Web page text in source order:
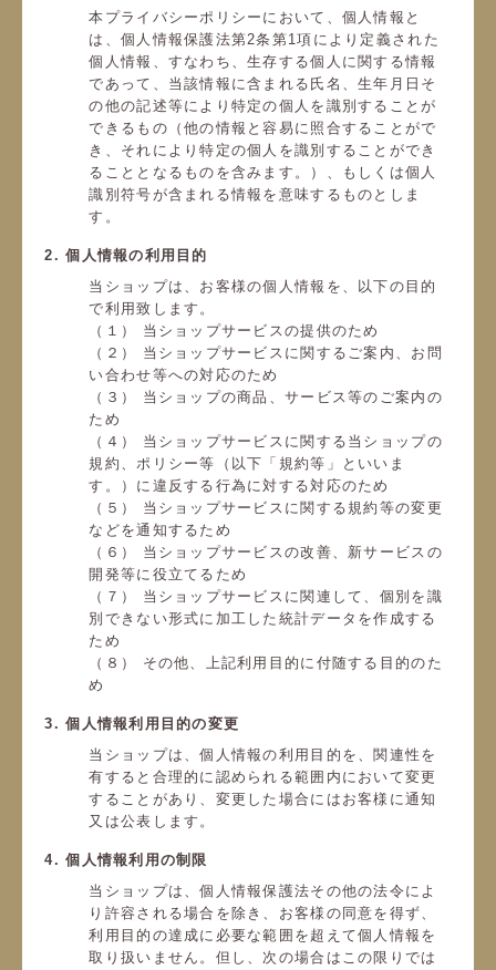
本プライバシーポリシーにおいて、個人情報と
は、個人情報保護法第2条第1項により定義された
個人情報、すなわち、生存する個人に関する情報
であって、当該情報に含まれる氏名、生年月日そ
の他の記述等により特定の個人を識別することが
できるもの（他の情報と容易に照合することがで
き、それにより特定の個人を識別することができ
ることとなるものを含みます。）、もしくは個人
識別符号が含まれる情報を意味するものとしま
す。
2. 個人情報の利用目的
当ショップは、お客様の個人情報を、以下の目的
で利用致します。
（１） 当ショップサービスの提供のため
（２） 当ショップサービスに関するご案内、お問
い合わせ等への対応のため
（３） 当ショップの商品、サービス等のご案内の
ため
（４） 当ショップサービスに関する当ショップの
規約、ポリシー等（以下「規約等」といいま
す。）に違反する行為に対する対応のため
（５） 当ショップサービスに関する規約等の変更
などを通知するため
（６） 当ショップサービスの改善、新サービスの
開発等に役立てるため
（７） 当ショップサービスに関連して、個別を識
別できない形式に加工した統計データを作成する
ため
（８） その他、上記利用目的に付随する目的のた
め
3. 個人情報利用目的の変更
当ショップは、個人情報の利用目的を、関連性を
有すると合理的に認められる範囲内において変更
することがあり、変更した場合にはお客様に通知
又は公表します。
4. 個人情報利用の制限
当ショップは、個人情報保護法その他の法令によ
り許容される場合を除き、お客様の同意を得ず、
利用目的の達成に必要な範囲を超えて個人情報を
取り扱いません。但し、次の場合はこの限りでは